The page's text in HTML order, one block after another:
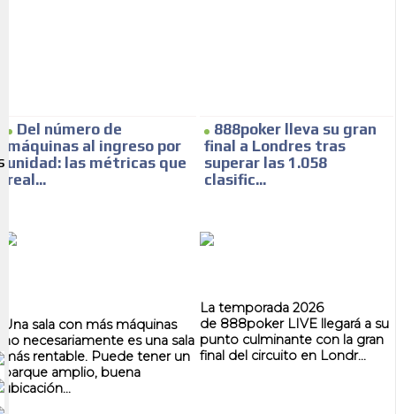
Del número de
máquinas al ingreso por
unidad: las métricas que
real...
Una sala con más máquinas
no necesariamente es una sala
más rentable. Puede tener un
parque amplio, buena
ubicación...
888poker lleva su gran
final a Londres tras
superar las 1.058
clasific...
La temporada 2026
de 888poker LIVE llegará a su
punto culminante con la gran
final del circuito en Londr...